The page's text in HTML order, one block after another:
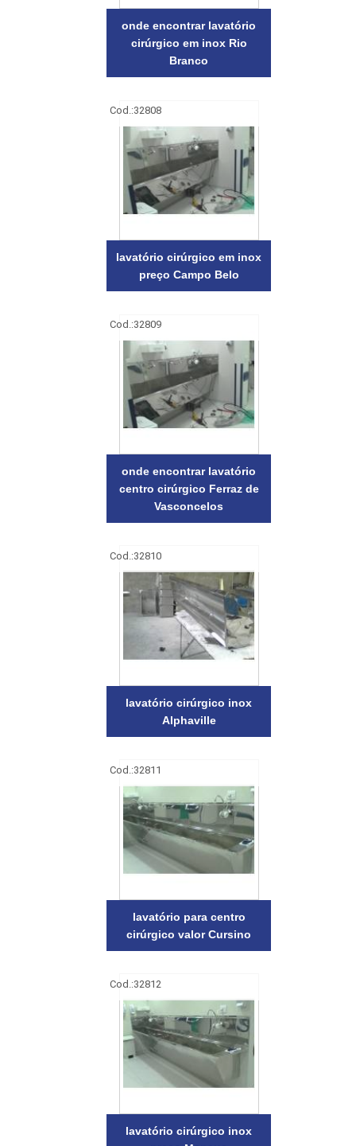
onde encontrar lavatório
cirúrgico em inox Rio
Branco
Cod.:32808
lavatório cirúrgico em inox
preço Campo Belo
Cod.:32809
onde encontrar lavatório
centro cirúrgico Ferraz de
Vasconcelos
Cod.:32810
lavatório cirúrgico inox
Alphaville
Cod.:32811
lavatório para centro
cirúrgico valor Cursino
Cod.:32812
lavatório cirúrgico inox